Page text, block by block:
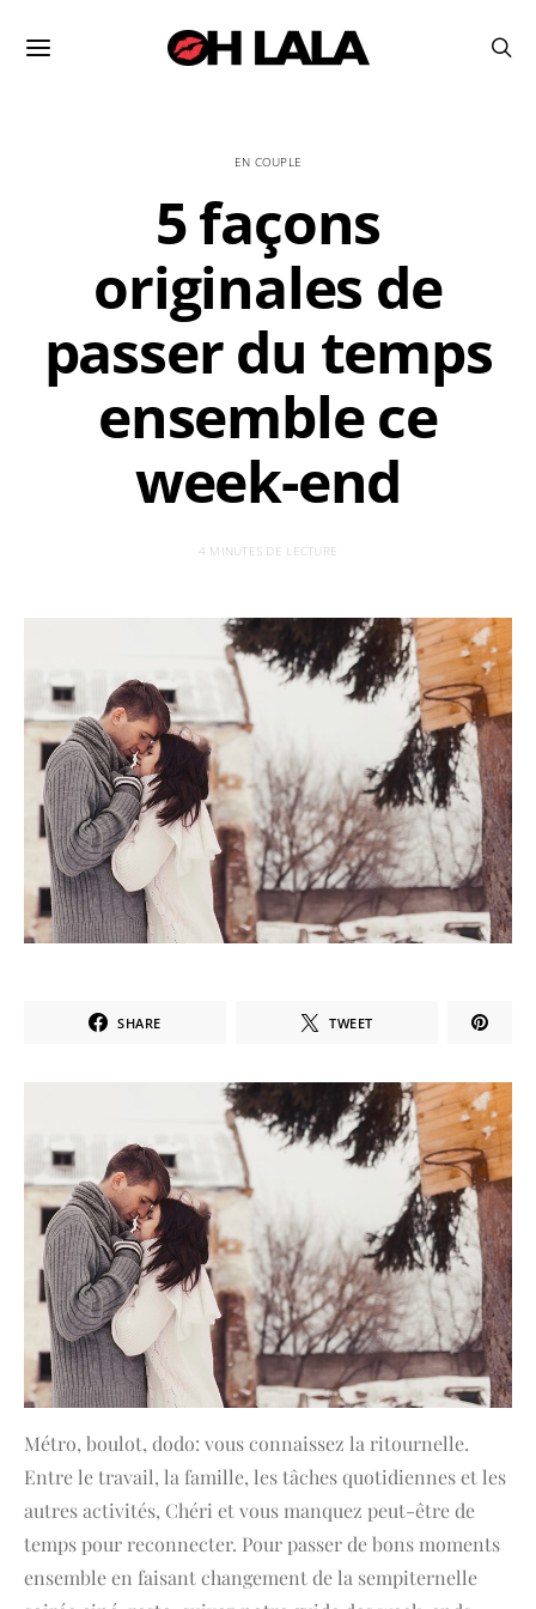
EN COUPLE
5 façons
originales de
passer du temps
ensemble ce
week-end
4 MINUTES DE LECTURE
SHARE TWEET
Métro, boulot, dodo: vous connaissez la ritournelle.
Entre le travail, la famille, les tâches quotidiennes et les
autres activités, Chéri et vous manquez peut-être de
temps pour reconnecter. Pour passer de bons moments
ensemble en faisant changement de la sempiternelle